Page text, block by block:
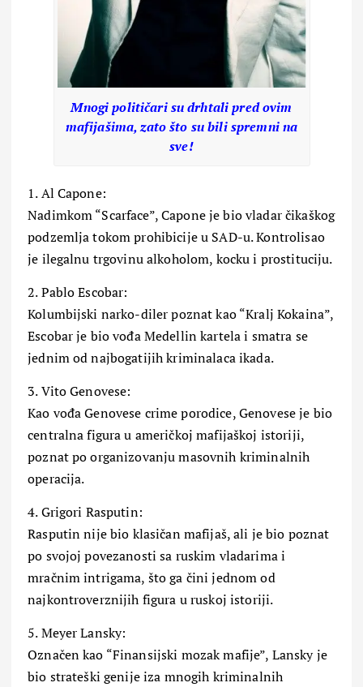
Mnogi političari su drhtali pred ovim
mafijašima, zato što su bili spremni na
sve!
1. Al Capone:
Nadimkom “Scarface”, Capone je bio vladar čikaškog
podzemlja tokom prohibicije u SAD-u. Kontrolisao
je ilegalnu trgovinu alkoholom, kocku i prostituciju.
2. Pablo Escobar:
Kolumbijski narko-diler poznat kao “Kralj Kokaina”,
Escobar je bio vođa Medellin kartela i smatra se
jednim od najbogatijih kriminalaca ikada.
3. Vito Genovese:
Kao vođa Genovese crime porodice, Genovese je bio
centralna figura u američkoj mafijaškoj istoriji,
poznat po organizovanju masovnih kriminalnih
operacija.
4. Grigori Rasputin:
Rasputin nije bio klasičan mafijaš, ali je bio poznat
po svojoj povezanosti sa ruskim vladarima i
mračnim intrigama, što ga čini jednom od
najkontroverznijih figura u ruskoj istoriji.
5. Meyer Lansky:
Označen kao “Finansijski mozak mafije”, Lansky je
bio strateški genije iza mnogih kriminalnih